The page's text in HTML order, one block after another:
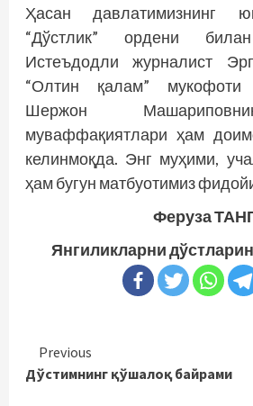
Ҳасан давлатимизнинг
“Дўстлик” ордени
Истеъдодли журналист
“Олтин қалам” мукофоти
Шержон
муваффақиятлари ҳам
келинмоқда. Энг муҳими,
ҳам бугун матбуотимиз
Феруза
Янгиликларни
Continue
Reading
Previous
Дўстимнинг қўшалоқ байрами